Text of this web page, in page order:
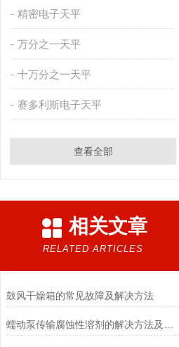
精密电子天平
万分之一天平
十万分之一天平
赛多利斯电子天平
查看全部
相关文章
RELATED ARTICLES
鼓风干燥箱的常见故障及解决方法